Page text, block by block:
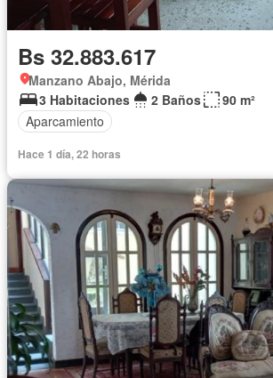
Bs 32.883.617
Manzano Abajo, Mérida
3 Habitaciones
2 Baños
90 m²
Aparcamiento
Hace 1 día, 22 horas